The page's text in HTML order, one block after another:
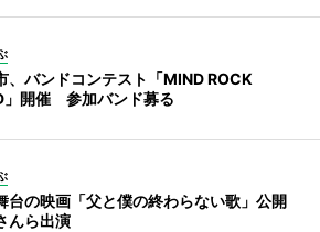
、バンドコンテスト「MIND ROCK
」開催 参加バンド募る
台の映画「父と僕の終わらない歌」公開
んら出演